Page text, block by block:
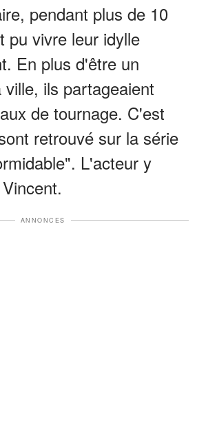
pendant plus de 10
pu vivre leur idylle
En plus d'être un
ils partageaient
de tournage. C'est
retrouvé sur la série
L'acteur y
ANNONCES